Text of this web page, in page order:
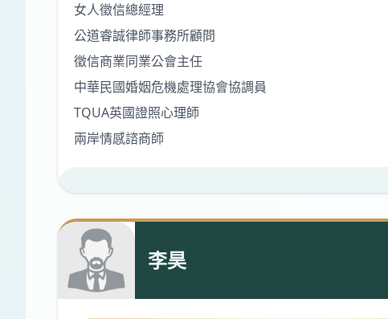
女人徵信總經理
公道睿誠律師事務所顧問
徵信商業同業公會主任
中華民國婚姻危機處理協會協調員
TQUA英國證照心理師
兩岸情感諮商師
李昊